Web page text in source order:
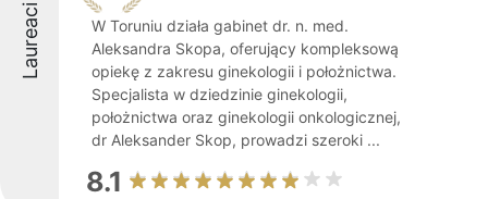
Laureaci
W Toruniu działa gabinet dr. n. med.
Aleksandra Skopa, oferujący kompleksową
opiekę z zakresu ginekologii i położnictwa.
Specjalista w dziedzinie ginekologii,
położnictwa oraz ginekologii onkologicznej,
dr Aleksander Skop, prowadzi szeroki ...
8.1